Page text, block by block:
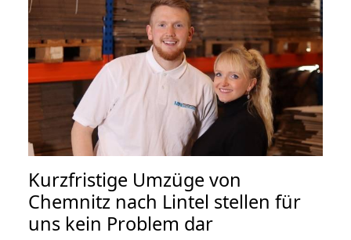
Kurzfristige Umzüge von
Chemnitz nach Lintel stellen für
uns kein Problem dar